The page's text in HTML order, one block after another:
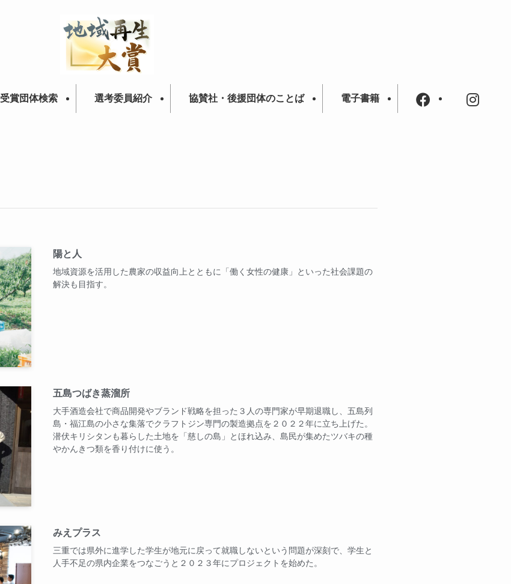
受賞団体検索 選考委員紹介 協賛社・後援団体のことば 電子書籍
陽と人
地域資源を活用した農家の収益向上とともに「働く女性の健康」といった社会課題の
解決も目指す。
五島つばき蒸溜所
大手酒造会社で商品開発やブランド戦略を担った３人の専門家が早期退職し、五島列
島・福江島の小さな集落でクラフトジン専門の製造拠点を２０２２年に立ち上げた。
潜伏キリシタンも暮らした土地を「慈しの島」とほれ込み、島民が集めたツバキの種
やかんきつ類を香り付けに使う。
みえプラス
三重では県外に進学した学生が地元に戻って就職しないという問題が深刻で、学生と
人手不足の県内企業をつなごうと２０２３年にプロジェクトを始めた。